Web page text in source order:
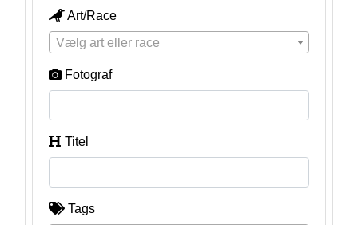
Art/Race
Vælg art eller race
Fotograf
Titel
Tags